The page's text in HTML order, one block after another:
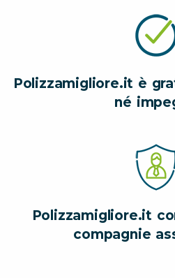
Polizzamigliore.it è
né
Polizzamigliore.it
compagnie